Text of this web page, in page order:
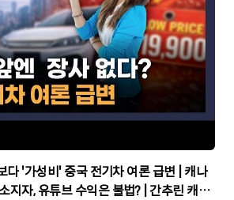
다 '가성비' 중국 전기차 여론 급변 | 캐나
유튜브 수익은 불법? | 간추린 캐나